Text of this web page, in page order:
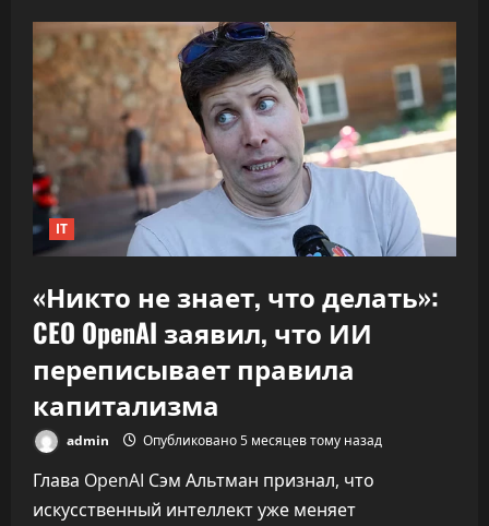
что
вклад
компаний-
резидентов
в
экономику
«подошёл
30%»
IT
«Никто не знает, что делать»:
CEO OpenAI заявил, что ИИ
переписывает правила
капитализма
admin Опубликовано 5 месяцев тому назад
Глава OpenAI Сэм Альтман признал, что
искусственный интеллект уже меняет